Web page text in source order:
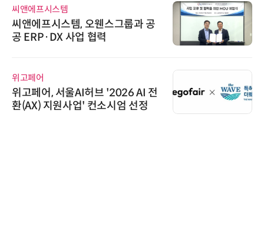
씨앤에프시스템
씨앤에프시스템, 오웬스그룹과 공
공 ERP·DX 사업 협력
위고페어
위고페어, 서울AI허브 '2026 AI 전
환(AX) 지원사업' 컨소시엄 선정